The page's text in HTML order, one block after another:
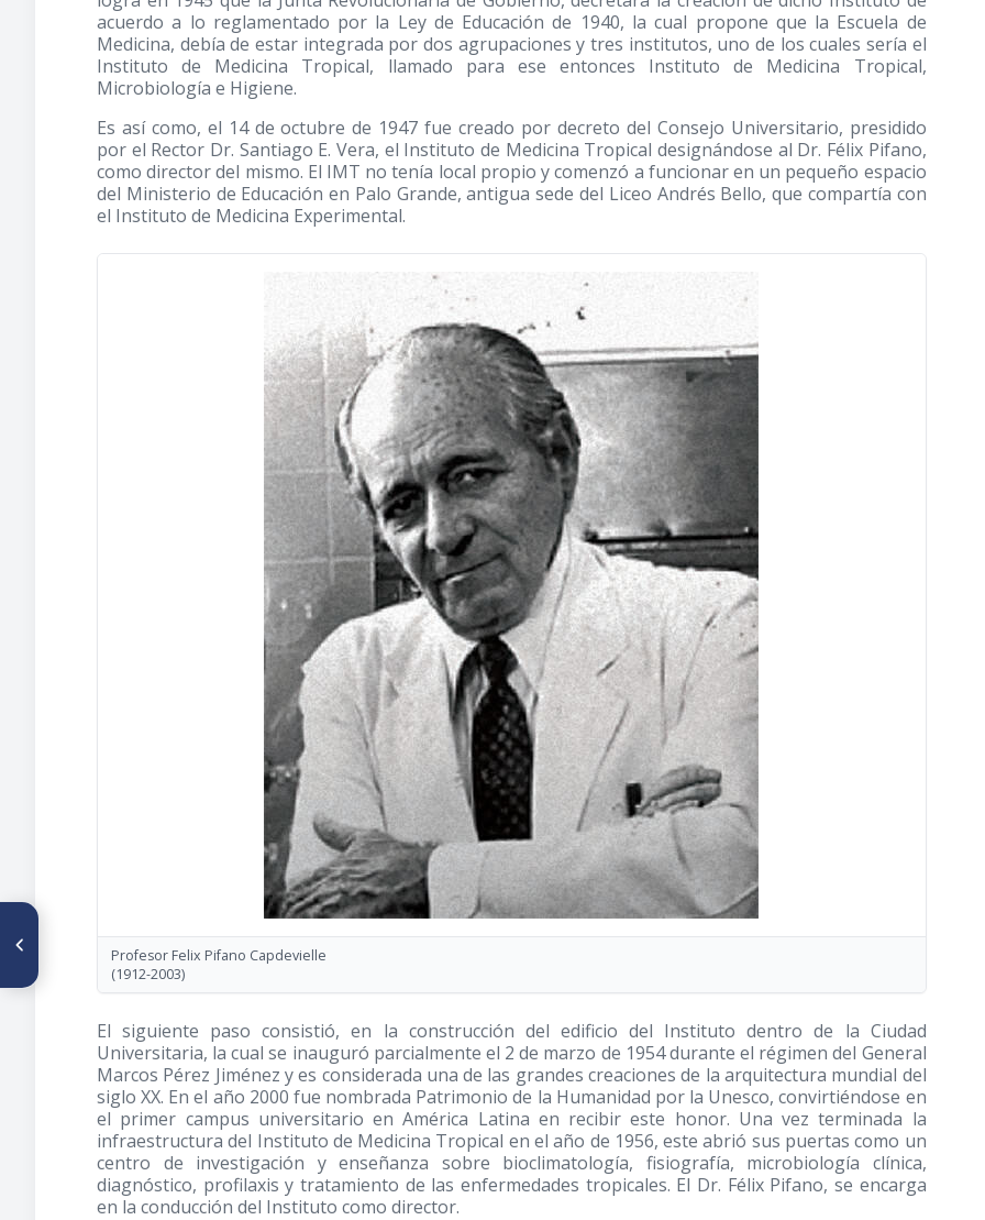
acuerdo a lo reglamentado por la Ley de Educación de 1940, la cual propone que la Escuela de
Medicina, debía de estar integrada por dos agrupaciones y tres institutos, uno de los cuales sería el
Instituto de Medicina Tropical, llamado para ese entonces Instituto de Medicina Tropical,
Microbiología e Higiene.
Es así como, el 14 de octubre de 1947 fue creado por decreto del Consejo Universitario, presidido
por el Rector Dr. Santiago E. Vera, el Instituto de Medicina Tropical designándose al Dr. Félix Pifano,
como director del mismo. El IMT no tenía local propio y comenzó a funcionar en un pequeño espacio
del Ministerio de Educación en Palo Grande, antigua sede del Liceo Andrés Bello, que compartía con
el Instituto de Medicina Experimental.
Profesor Felix Pifano Capdevielle
(1912-2003)
El siguiente paso consistió, en la construcción del edificio del Instituto dentro de la Ciudad
Universitaria, la cual se inauguró parcialmente el 2 de marzo de 1954 durante el régimen del General
Marcos Pérez Jiménez y es considerada una de las grandes creaciones de la arquitectura mundial del
siglo XX. En el año 2000 fue nombrada Patrimonio de la Humanidad por la Unesco, convirtiéndose en
el primer campus universitario en América Latina en recibir este honor. Una vez terminada la
infraestructura del Instituto de Medicina Tropical en el año de 1956, este abrió sus puertas como un
centro de investigación y enseñanza sobre bioclimatología, fisiografía, microbiología clínica,
diagnóstico, profilaxis y tratamiento de las enfermedades tropicales. El Dr. Félix Pifano, se encarga
en la conducción del Instituto como director.
La Cátedra de Microbiología
en sus 125 años